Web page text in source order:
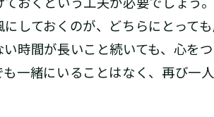
しておくのが、どちらにとって
時間が長いこと続いても、心を
一緒にいることはなく、再び一